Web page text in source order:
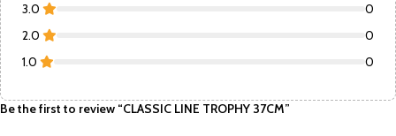
3.0
0
2.0
0
1.0
0
Be the first to review “CLASSIC LINE TROPHY 37CM”